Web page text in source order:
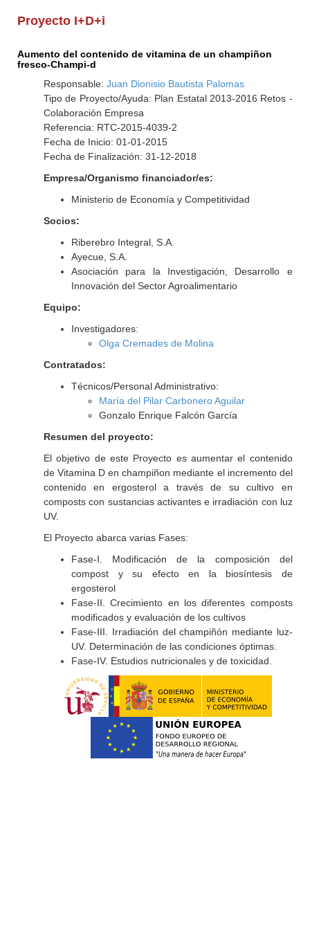
Proyecto I+D+i
Aumento del contenido de vitamina de un champiñon
fresco-Champi-d
Responsable: Juan Dionisio Bautista Palomas
Tipo de Proyecto/Ayuda: Plan Estatal 2013-2016 Retos -
Colaboración Empresa
Referencia: RTC-2015-4039-2
Fecha de Inicio: 01-01-2015
Fecha de Finalización: 31-12-2018
Empresa/Organismo financiador/es:
Ministerio de Economía y Competitividad
Socios:
Riberebro Integral, S.A.
Ayecue, S.A.
Asociación para la Investigación, Desarrollo e
Innovación del Sector Agroalimentario
Equipo:
Investigadores:
Olga Cremades de Molina
Contratados:
Técnicos/Personal Administrativo:
María del Pilar Carbonero Aguilar
Gonzalo Enrique Falcón García
Resumen del proyecto:
El objetivo de este Proyecto es aumentar el contenido
de Vitamina D en champiñon mediante el incremento del
contenido en ergosterol a través de su cultivo en
composts con sustancias activantes e irradiación con luz
UV.
El Proyecto abarca varias Fases:
Fase-I. Modificación de la composición del
compost y su efecto en la biosíntesis de
ergosterol
Fase-II. Crecimiento en los diferentes composts
modificados y evaluación de los cultivos
Fase-III. Irradiación del champiñón mediante luz-
UV. Determinación de las condiciones óptimas.
Fase-IV. Estudios nutricionales y de toxicidad.